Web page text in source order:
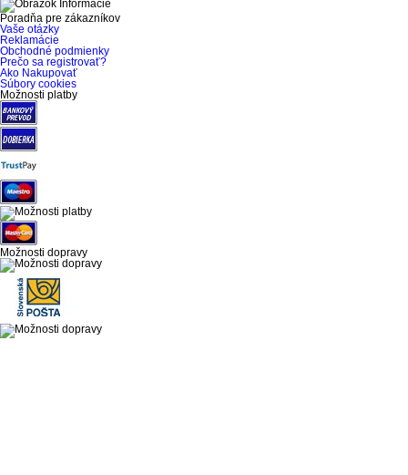
Poradňa pre zákazníkov
Vaše otázky
Reklamácie
Obchodné podmienky
Prečo sa registrovať?
Ako Nakupovať
Súbory cookies
Možnosti platby
Možnosti dopravy